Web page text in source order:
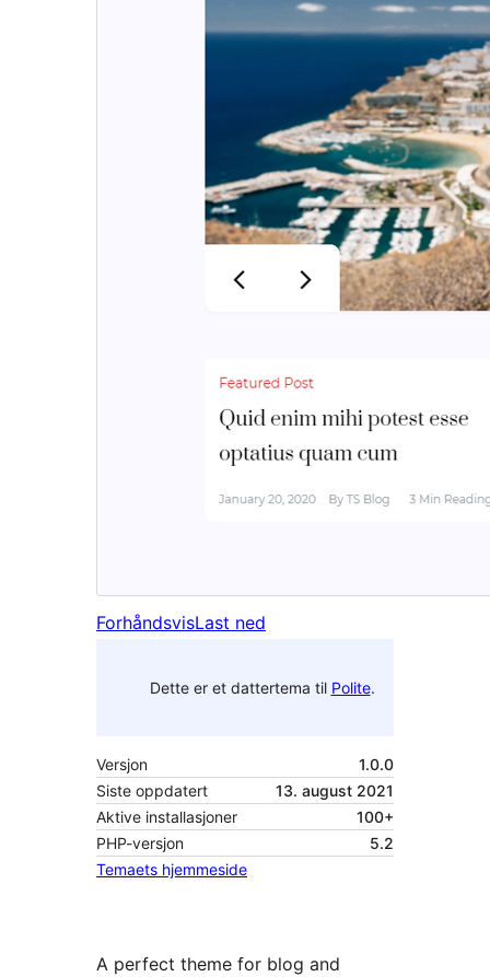
ForhåndsvisLast ned
Dette er et dattertema til Polite.
Versjon
1.0.0
Siste oppdatert
13. august 2021
Aktive installasjoner
100+
PHP-versjon
5.2
Temaets hjemmeside
A perfect theme for blog and